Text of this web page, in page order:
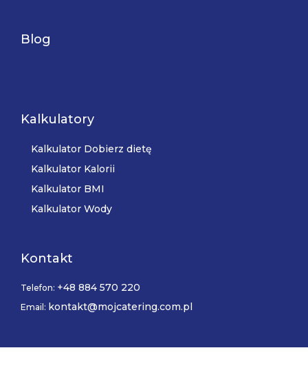
Blog
Kalkulatory
Kalkulator Dobierz dietę
Kalkulator Kalorii
Kalkulator BMI
Kalkulator Wody
Kontakt
Telefon: +48 884 570 220
Email: kontakt@mojcatering.com.pl